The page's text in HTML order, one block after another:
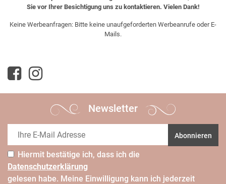
Sie vor Ihrer Besichtigung uns zu kontaktieren. Vielen Dank!
Keine Werbeanfragen: Bitte keine unaufgeforderten Werbeanrufe oder E-
Mails.
Newsletter
Abonnieren
Hiermit bestätige ich, dass ich die
Daten­schutz­erklärung
gelesen habe. Meine Einwilligung kann ich jederzeit